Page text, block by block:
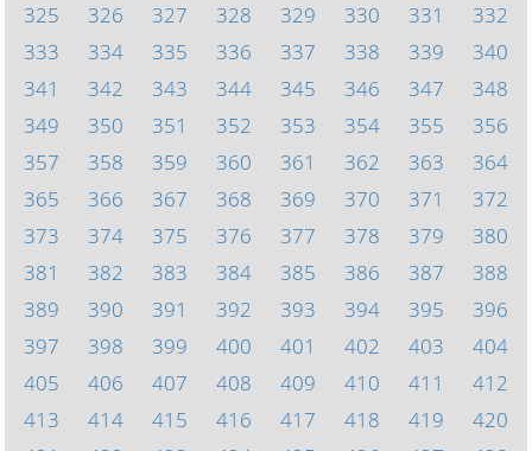
325
326 327 328 329 330 331
332
333
334 335 336 337 338 339
340
341
342 343 344 345 346 347
348
349
350 351 352 353 354 355
356
357
358 359 360 361 362 363
364
365
366 367 368 369 370 371
372
373
374 375 376 377 378 379
380
381
382 383 384 385 386 387
388
389
390 391 392 393 394 395
396
397
398 399 400 401 402 403
404
405
406 407 408 409 410 411
412
413
414 415 416 417 418 419
420